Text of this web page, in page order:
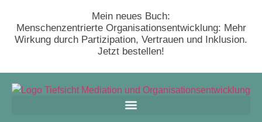
Mein neues Buch:
Menschenzentrierte Organisationsentwicklung: Mehr
Wirkung durch Partizipation, Vertrauen und Inklusion.
Jetzt bestellen!